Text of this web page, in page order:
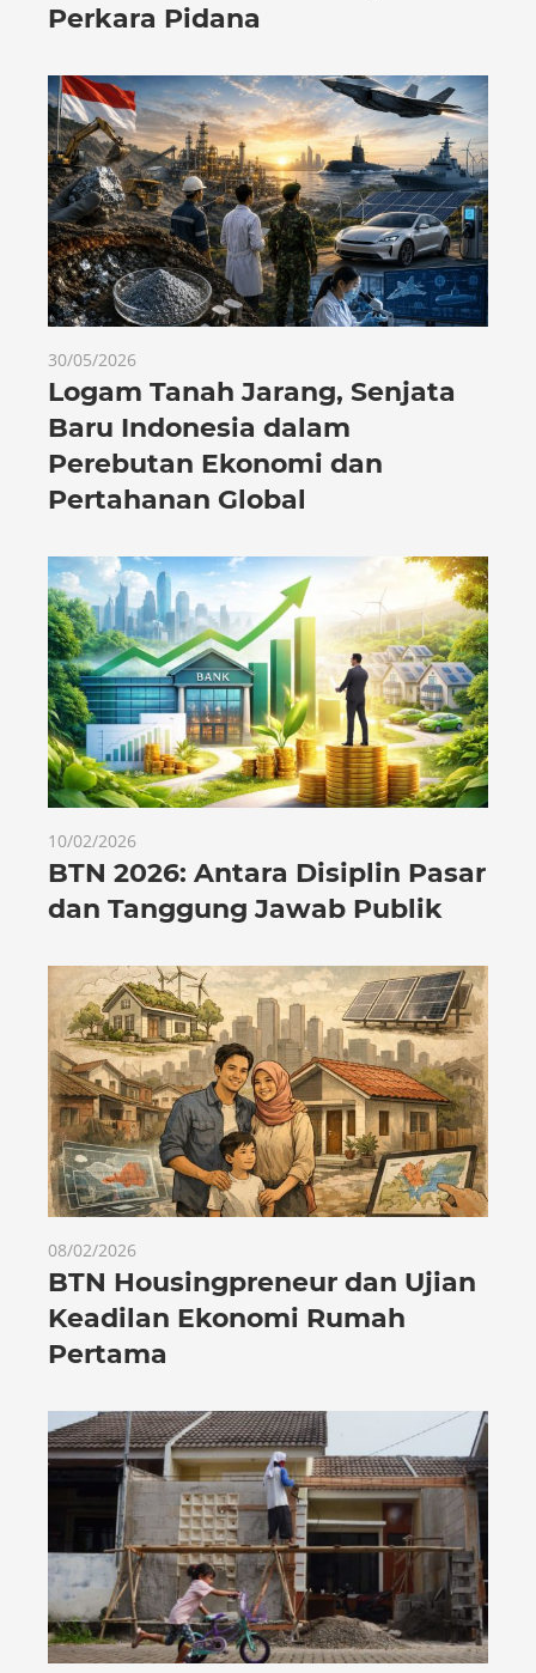
Perkara Pidana
30/05/2026
Logam Tanah Jarang, Senjata
Baru Indonesia dalam
Perebutan Ekonomi dan
Pertahanan Global
10/02/2026
BTN 2026: Antara Disiplin Pasar
dan Tanggung Jawab Publik
08/02/2026
BTN Housingpreneur dan Ujian
Keadilan Ekonomi Rumah
Pertama